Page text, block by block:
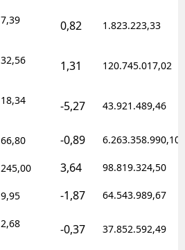
7,39 0,82 1.823.223,33
32,56 1,31 120.745.017,02
18,34 -5,27 43.921.489,46
66,80 -0,89 6.263.358.990,10
245,00 3,64 98.819.324,50
9,95 -1,87 64.543.989,67
2,68 -0,37 37.852.592,49